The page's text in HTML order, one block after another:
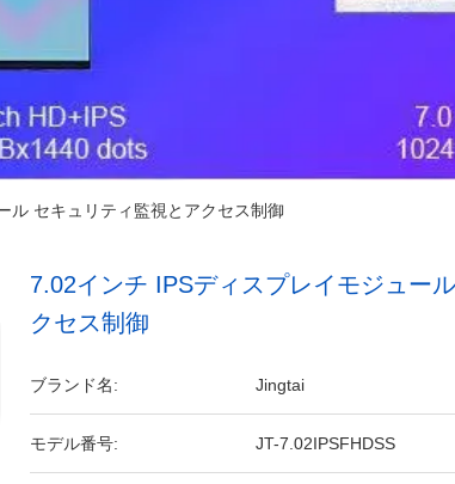
ル セキュリティ監視とアクセス制御
7.02インチ IPSディスプレイモジュー
クセス制御
ブランド名: Jingtai
モデル番号: JT-7.02IPSFHDSS